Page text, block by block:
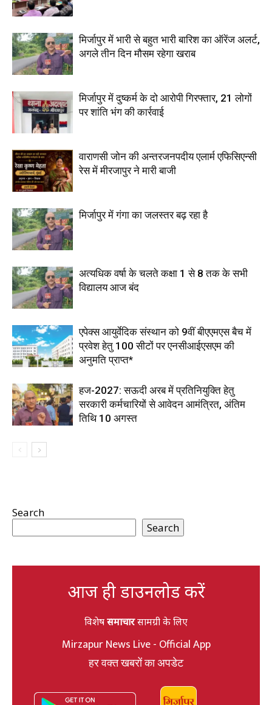
मिर्जापुर में भारी से बहुत भारी बारिश का ऑरेंज अलर्ट,
अगले तीन दिन मौसम रहेगा खराब
मिर्जापुर में दुष्कर्म के दो आरोपी गिरफ्तार, 21 लोगों
पर शांति भंग की कार्रवाई
वाराणसी जोन की अन्तरजनपदीय एलार्म एफिसिएन्सी
रेस में मीरजापुर ने मारी बाजी
मिर्जापुर में गंगा का जलस्तर बढ़ रहा है
अत्यधिक वर्षा के चलते कक्षा 1 से 8 तक के सभी
विद्यालय आज बंद
एपेक्स आयुर्वेदिक संस्थान को 9वीं बीएएमएस बैच में
प्रवेश हेतु 100 सीटों पर एनसीआईएसएम की
अनुमति प्राप्त*
हज-2027: सऊदी अरब में प्रतिनियुक्ति हेतु
सरकारी कर्मचारियों से आवेदन आमंत्रित, अंतिम
तिथि 10 अगस्त
Search
Search
आज ही डाउनलोड करें
विशेषसमाचारसामग्री के लिए
Mirzapur News Live - Official App
हर वक्त खबरों का अपडेट